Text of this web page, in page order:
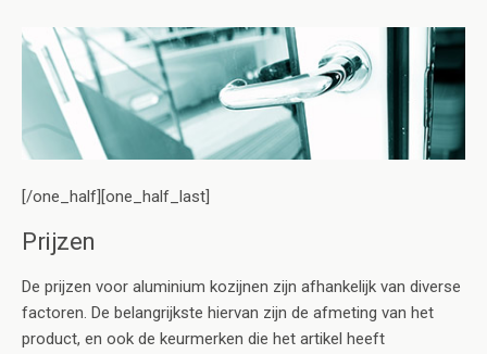
[/one_half][one_half_last]
Prijzen
De prijzen voor aluminium kozijnen zijn afhankelijk van diverse
factoren. De belangrijkste hiervan zijn de afmeting van het
product, en ook de keurmerken die het artikel heeft